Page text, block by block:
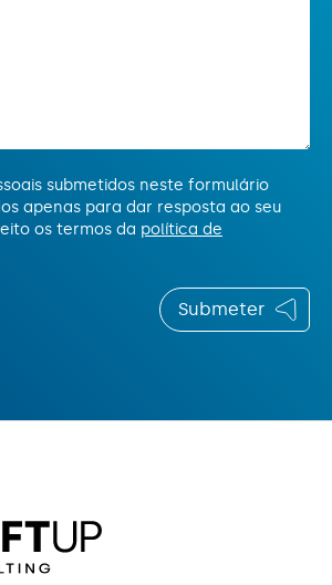
submetidos neste formulário
apenas para dar resposta ao seu
os termos da política de
Submeter